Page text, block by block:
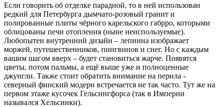
Если говорить об отделке парадной, то в ней использован
редкий для Петербурга дымчато-розовый гранит и
полированные плиты чёрного карельского габрро, которыми
облицованы печи отопления (ныне неиспользуемые).
Любопытен внутренний дизайн – лепнина изображает
моржей, путешественников, пингвинов и снег. Но с каждым
вашим шагом вверх – будет становиться жарче. Появятся
цветы, потом пальмы, а ещё выше уже и полноценные
джунгли. Также стоит обратить внимание на перила -
северный финский модерн встречается не так часто. Тут же на
первом этаже кусочек Гельсингфорса (так в Империи
назывался Хельсинки).